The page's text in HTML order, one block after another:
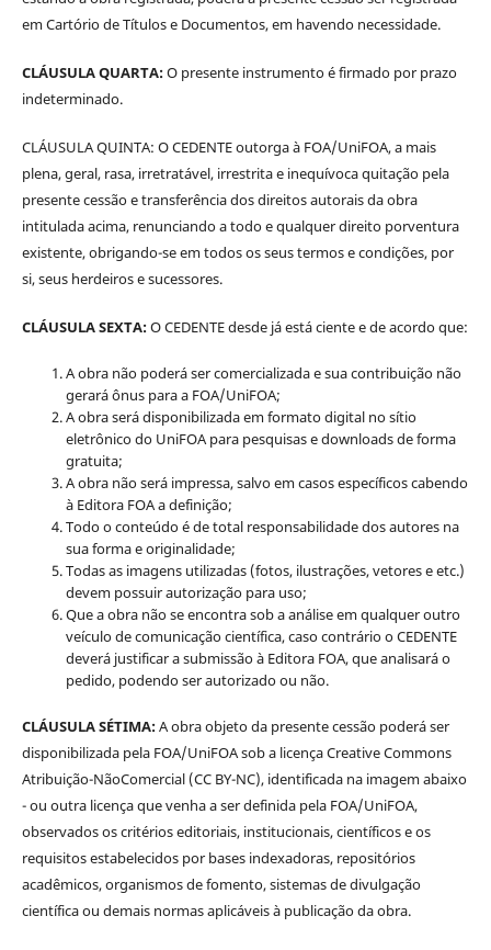
em Cartório de Títulos e Documentos, em havendo necessidade.
CLÁUSULA QUARTA:O presente instrumento é firmado por prazo
indeterminado.
CLÁUSULA QUINTA: O CEDENTE outorga à FOA/UniFOA, a mais
plena, geral, rasa, irretratável, irrestrita e inequívoca quitação pela
presente cessão e transferência dos direitos autorais da obra
intitulada acima, renunciando a todo e qualquer direito porventura
existente, obrigando-se em todos os seus termos e condições, por
si, seus herdeiros e sucessores.
CLÁUSULA SEXTA:O CEDENTE desde já está ciente e de acordo que:
A obra não poderá ser comercializada e sua contribuição não
gerará ônus para a FOA/UniFOA;
A obra será disponibilizada em formato digital no sítio
eletrônico do UniFOA para pesquisas e downloads de forma
gratuita;
A obra não será impressa, salvo em casos específicos cabendo
à Editora FOA a definição;
Todo o conteúdo é de total responsabilidade dos autores na
sua forma e originalidade;
Todas as imagens utilizadas (fotos, ilustrações, vetores e etc.)
devem possuir autorização para uso;
Que a obra não se encontra sob a análise em qualquer outro
veículo de comunicação científica, caso contrário o CEDENTE
deverá justificar a submissão à Editora FOA, que analisará o
pedido, podendo ser autorizado ou não.
CLÁUSULA SÉTIMA:A obra objeto da presente cessão poderá ser
disponibilizada pela FOA/UniFOA sob a licença Creative Commons
Atribuição-NãoComercial (CC BY-NC), identificada na imagem abaixo
- ou outra licença que venha a ser definida pela FOA/UniFOA,
observados os critérios editoriais, institucionais, científicos e os
requisitos estabelecidos por bases indexadoras, repositórios
acadêmicos, organismos de fomento, sistemas de divulgação
científica ou demais normas aplicáveis à publicação da obra.